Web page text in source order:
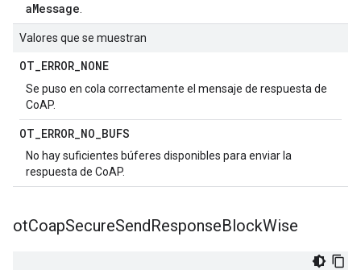
aMessage
Valores que se muestran
OT_ERROR_NONE
Se puso en cola correctamente el mensaje de respuesta de
CoAP.
OT_ERROR_NO_BUFS
No hay suficientes búferes disponibles para enviar la
respuesta de CoAP.
otCoapSecureSendResponseBlockWise